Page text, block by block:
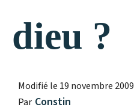
dieu ?
Modifié le 19 novembre 2009
Par Constin